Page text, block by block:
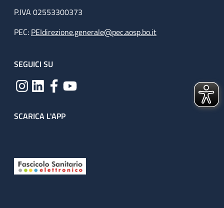
P.IVA 02553300373
PEC: PEIdirezione.generale@pec.aosp.bo.it
SEGUICI SU
SCARICA L'APP